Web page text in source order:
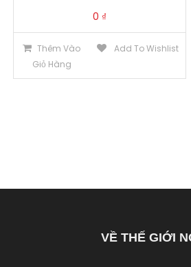
0 ₫
Thêm Vào
Giỏ Hàng
Add To Wishlist
VỀ THẾ GIỚI